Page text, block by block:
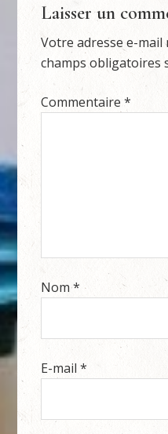
Laisser un
Votre adresse e-mail
champs obligatoires
Commentaire*
Nom*
E-mail*